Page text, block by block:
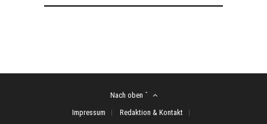
Nach oben ˆ
Impressum
Redaktion & Kontakt